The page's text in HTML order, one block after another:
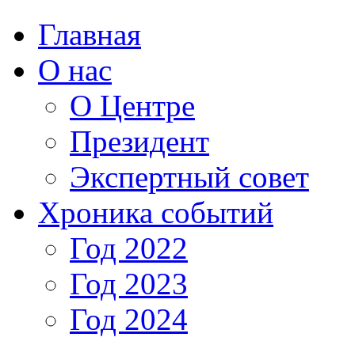
Главная
О нас
О Центре
Президент
Экспертный совет
Хроника событий
Год 2022
Год 2023
Год 2024